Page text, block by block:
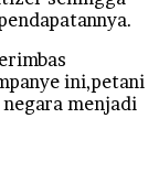
ini,petani
menjadi